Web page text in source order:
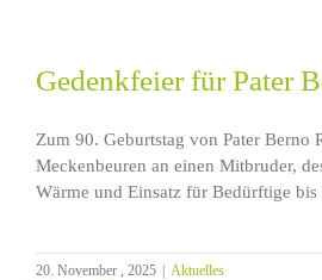
Gedenkfeier für Pater
Zum 90. Geburtstag von Pater Berno
Meckenbeuren an einen Mitbruder,
Wärme und Einsatz für Bedürftige
20. November , 2025
Aktuelles